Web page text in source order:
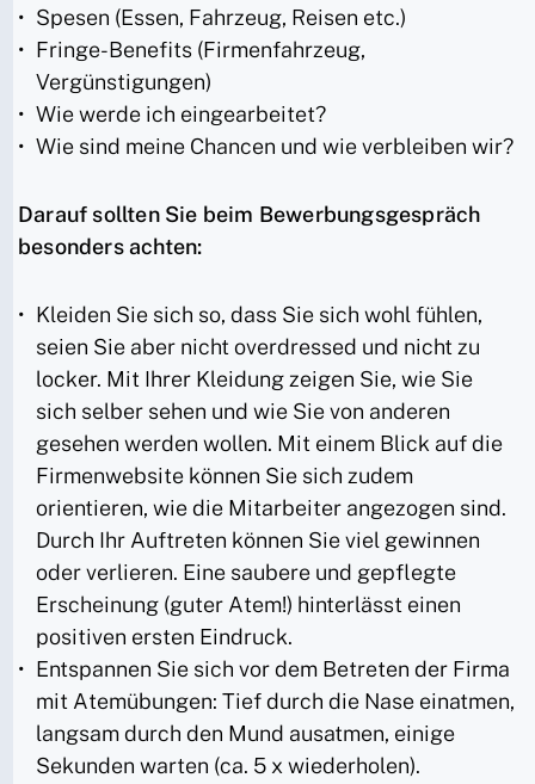
Spesen (Essen, Fahrzeug, Reisen etc.)
Fringe-Benefits (Firmenfahrzeug,
Vergünstigungen)
Wie werde ich eingearbeitet?
Wie sind meine Chancen und wie verbleiben wir?
Darauf sollten Sie beim Bewerbungsgespräch
besonders achten:
Kleiden Sie sich so, dass Sie sich wohl fühlen,
seien Sie aber nicht overdressed und nicht zu
locker. Mit Ihrer Kleidung zeigen Sie, wie Sie
sich selber sehen und wie Sie von anderen
gesehen werden wollen. Mit einem Blick auf die
Firmenwebsite können Sie sich zudem
orientieren, wie die Mitarbeiter angezogen sind.
Durch Ihr Auftreten können Sie viel gewinnen
oder verlieren. Eine saubere und gepflegte
Erscheinung (guter Atem!) hinterlässt einen
positiven ersten Eindruck.
Entspannen Sie sich vor dem Betreten der Firma
mit Atemübungen: Tief durch die Nase einatmen,
langsam durch den Mund ausatmen, einige
Sekunden warten (ca. 5 x wiederholen).